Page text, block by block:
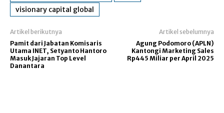
visionary capital global
Artikel berikutnya
Pamit dari Jabatan Komisaris
Utama INET, Setyanto Hantoro
Masuk Jajaran Top Level
Danantara
Artikel sebelumnya
Agung Podomoro (APLN)
Kantongi Marketing Sales
Rp445 Miliar per April 2025